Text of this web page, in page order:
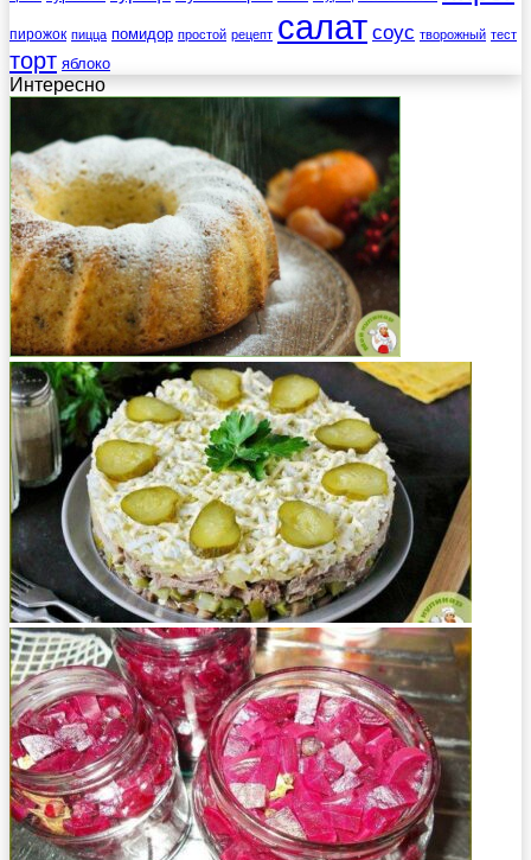
пирожок пицца помидор простой рецепт салат соус творожный тест
торт яблоко
Интересно